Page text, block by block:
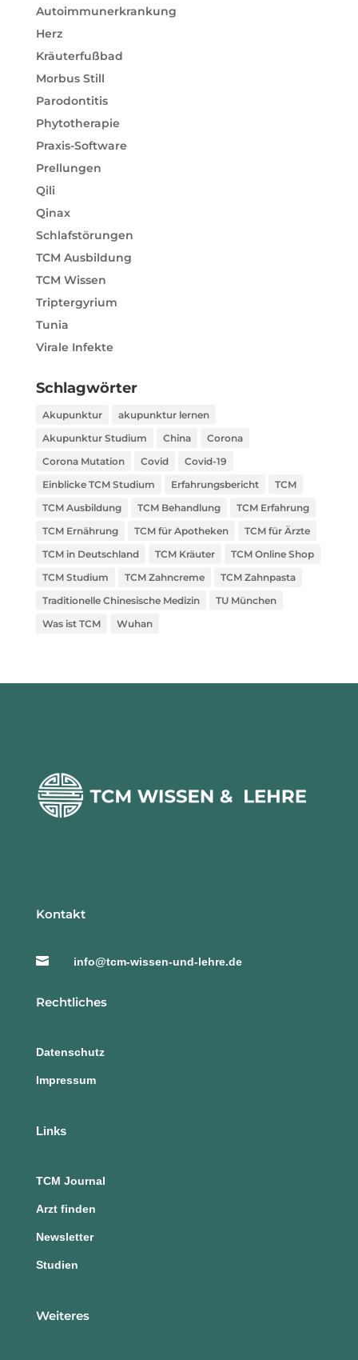
Autoimmunerkrankung
Herz
Kräuterfußbad
Morbus Still
Parodontitis
Phytotherapie
Praxis-Software
Prellungen
Qili
Qinax
Schlafstörungen
TCM Ausbildung
TCM Wissen
Triptergyrium
Tunia
Virale Infekte
Schlagwörter
Akupunktur
akupunktur lernen
Akupunktur Studium
China
Corona
Corona Mutation
Covid
Covid-19
Einblicke TCM Studium
Erfahrungsbericht
TCM
TCM Ausbildung
TCM Behandlung
TCM Erfahrung
TCM Ernährung
TCM für Apotheken
TCM für Ärzte
TCM in Deutschland
TCM Kräuter
TCM Online Shop
TCM Studium
TCM Zahncreme
TCM Zahnpasta
Traditionelle Chinesische Medizin
TU München
Was ist TCM
Wuhan
Kontakt
 info@tcm-wissen-und-lehre.de
Rechtliches
Datenschutz
Impressum
Links
TCM Journal
Arzt finden
Newsletter
Studien
Weiteres